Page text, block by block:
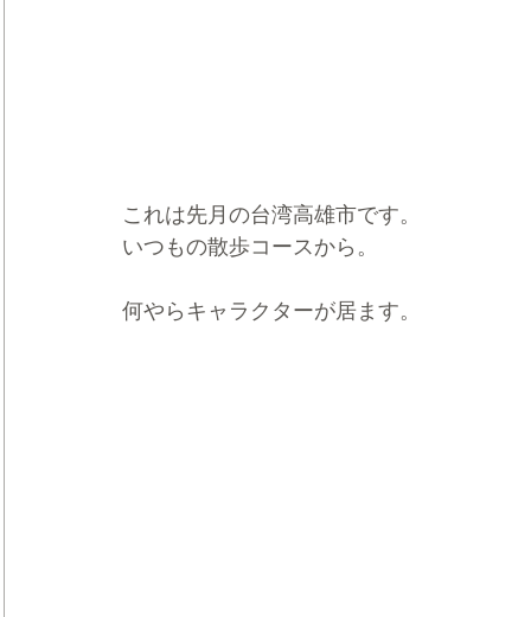
これは先月の台湾高雄市です。
いつもの散歩コースから。
何やらキャラクターが居ます。